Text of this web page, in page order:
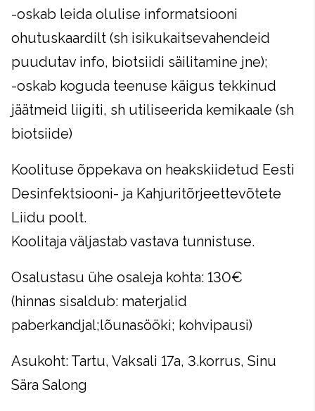
-oskab leida olulise informatsiooni
ohutuskaardilt (sh isikukaitsevahendeid
puudutav info, biotsiidi säilitamine jne);
-oskab koguda teenuse käigus tekkinud
jäätmeid liigiti, sh utiliseerida kemikaale (sh
biotsiide)
Koolituse õppekava on heakskiidetud Eesti
Desinfektsiooni- ja Kahjuritõrjeettevõtete
Liidu poolt.
Koolitaja väljastab vastava tunnistuse.
Osalustasu ühe osaleja kohta: 130€
(hinnas sisaldub: materjalid
paberkandjal;lõunasööki; kohvipausi)
Asukoht: Tartu, Vaksali 17a, 3.korrus, Sinu
Sära Salong